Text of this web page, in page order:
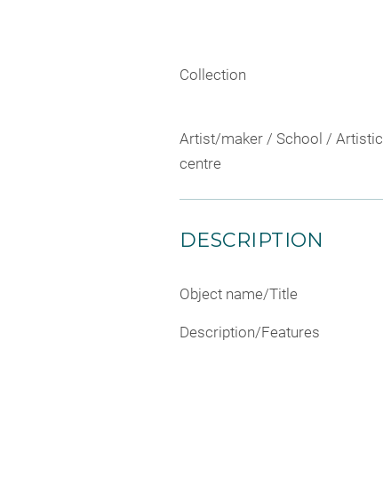
Collection
Artist/maker / School / Artistic
centre
DESCRIPTION
Object name/Title
Description/Features